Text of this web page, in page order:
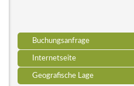
Buchungsanfrage
Internetseite
Geografische Lage